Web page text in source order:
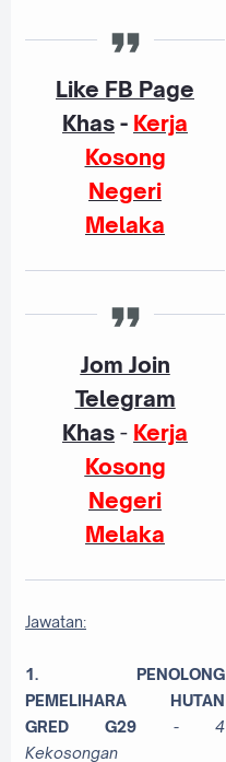
Like FB Page
Khas - Kerja
Kosong
Negeri
Melaka
Jom Join
Telegram
Khas - Kerja
Kosong
Negeri
Melaka
Jawatan:
1. PENOLONG
PEMELIHARA HUTAN
GRED G29 - 4
Kekosongan